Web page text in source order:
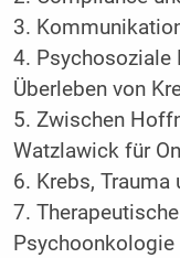
3.
4. Psychosoziale
Überleben von
5. Zwischen
Watzlawick für
6. Krebs, Trauma
7.
Psychoonkologie